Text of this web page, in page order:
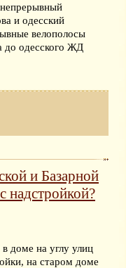
и одесский
велополосы
до одесского ЖД
и Базарной
надстройкой?
доме на углу улиц
на старом доме